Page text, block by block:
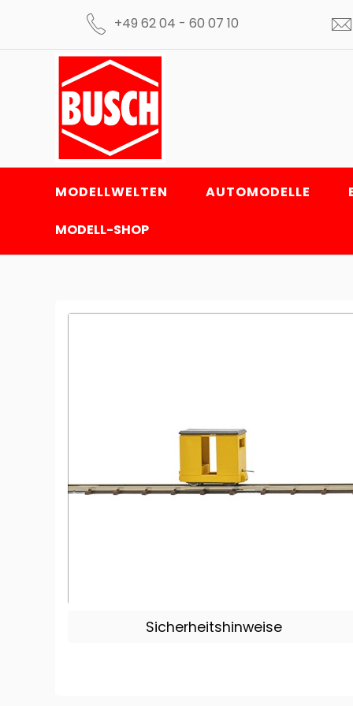
+49 62 04 - 60 07 10
MODELLWELTEN AUTOMODELLE
MODELL-SHOP
Sicherheitshinweise